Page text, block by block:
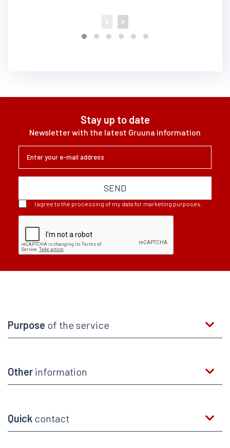
Stay up to date
Newsletter with the latest Gruuna information
SEND
I agree to the processing of my data for marketing purposes.
Purpose of the service
Other information
Quick contact